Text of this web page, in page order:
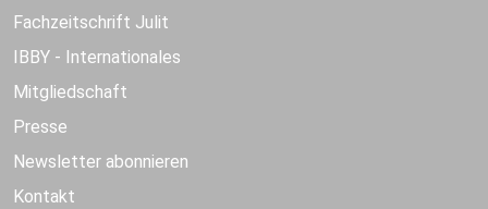
Fachzeitschrift Julit
IBBY - Internationales
Mitgliedschaft
Presse
Newsletter abonnieren
Kontakt